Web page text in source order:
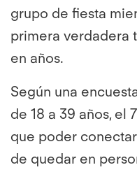
grupo de fiesta
primera verdadera
en años.
Según una
de 18 a 39 años, el
que poder
de quedar en